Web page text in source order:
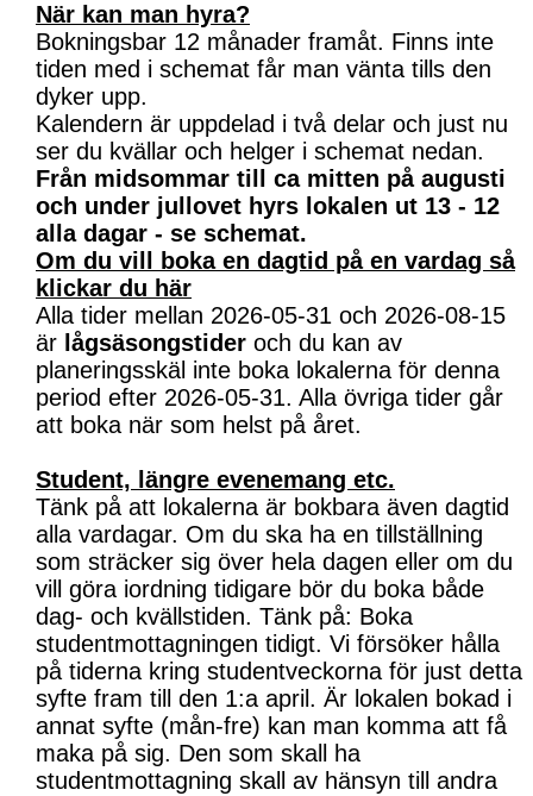
När kan man hyra?
Bokningsbar 12 månader framåt. Finns inte
tiden med i schemat får man vänta tills den
dyker upp.
Kalendern är uppdelad i två delar och just nu
ser du kvällar och helger i schemat nedan.
Från midsommar till ca mitten på augusti
och under jullovet hyrs lokalen ut 13 - 12
alla dagar - se schemat.
Om du vill boka en dagtid på en vardag så
klickar du här
Alla tider mellan 2026-05-31 och 2026-08-15
är lågsäsongstider och du kan av
planeringsskäl inte boka lokalerna för denna
period efter 2026-05-31. Alla övriga tider går
att boka när som helst på året.
Student, längre evenemang etc.
Tänk på att lokalerna är bokbara även dagtid
alla vardagar. Om du ska ha en tillställning
som sträcker sig över hela dagen eller om du
vill göra iordning tidigare bör du boka både
dag- och kvällstiden. Tänk på: Boka
studentmottagningen tidigt. Vi försöker hålla
på tiderna kring studentveckorna för just detta
syfte fram till den 1:a april. Är lokalen bokad i
annat syfte (mån-fre) kan man komma att få
maka på sig. Den som skall ha
studentmottagning skall av hänsyn till andra